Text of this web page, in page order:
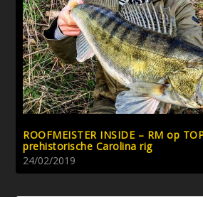
ROOFMEISTER INSIDE – RM op
prehistorische Carolina rig
24/02/2019